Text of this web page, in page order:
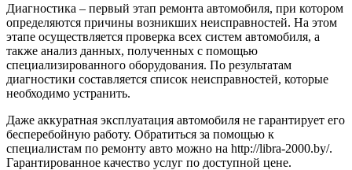
Диагностика – первый этап ремонта автомобиля, при котором
определяются причины возникших неисправностей. На этом
этапе осуществляется проверка всех систем автомобиля, а
также анализ данных, полученных с помощью
специализированного оборудования. По результатам
диагностики составляется список неисправностей, которые
необходимо устранить.
Даже аккуратная эксплуатация автомобиля не гарантирует его
бесперебойную работу. Обратиться за помощью к
специалистам по ремонту авто можно на http://libra-2000.by/.
Гарантированное качество услуг по доступной цене.